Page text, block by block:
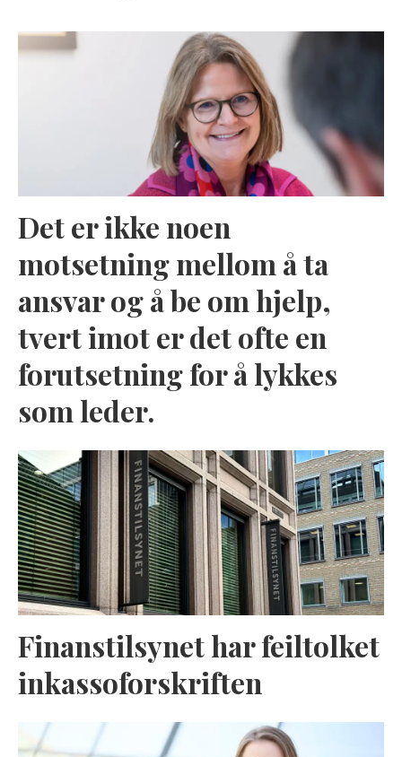
Det er ikke noen
motsetning mellom å ta
ansvar og å be om hjelp,
tvert imot er det ofte en
forutsetning for å lykkes
som leder.
Finanstilsynet har feiltolket
inkassoforskriften